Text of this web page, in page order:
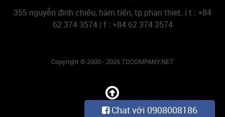
355 nguyễn đình chiểu, hàm tiến, tp phan thiet. | t : +84
62 374 3574 | f : +84 62 374 3574
Copyright © 2000 - 2026 TDCOMPANY.NET
Chat với 0908008186